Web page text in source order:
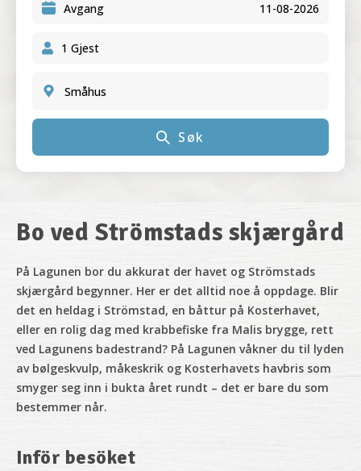
Avgang
Småhus
Søk
Bo ved Strömstads skjærgård
På Lagunen bor du akkurat der havet og Strömstads
skjærgård begynner. Her er det alltid noe å oppdage. Blir
det en heldag i Strömstad, en båttur på Kosterhavet,
eller en rolig dag med krabbefiske fra Malis brygge, rett
ved Lagunens badestrand? På Lagunen våkner du til lyden
av bølgeskvulp, måkeskrik og Kosterhavets havbris som
smyger seg inn i bukta året rundt – det er bare du som
bestemmer når.
Inför besöket